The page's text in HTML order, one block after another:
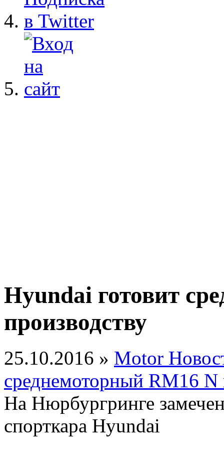
Hyundai готовит
производству
25.10.2016 » Motor
среднемоторный RM16 N
На Нюрбургринге
спорткара Hyundai